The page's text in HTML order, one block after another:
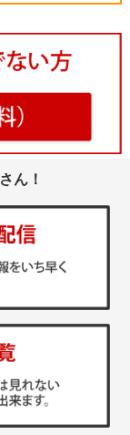
ん！